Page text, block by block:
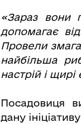
«Зараз вони
допомагає
Провели
найбільша
настрій і щирі
Посадовиця
дану